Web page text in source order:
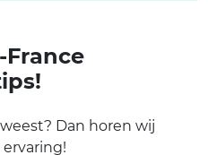
France
Dan horen wij